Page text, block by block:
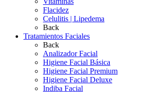
Flacidez
Celulitis | Lipedema
Back
Tratamientos Faciales
Back
Analizador Facial
Higiene Facial Básica
Higiene Facial Premium
Higiene Facial Deluxe
Indiba Facial